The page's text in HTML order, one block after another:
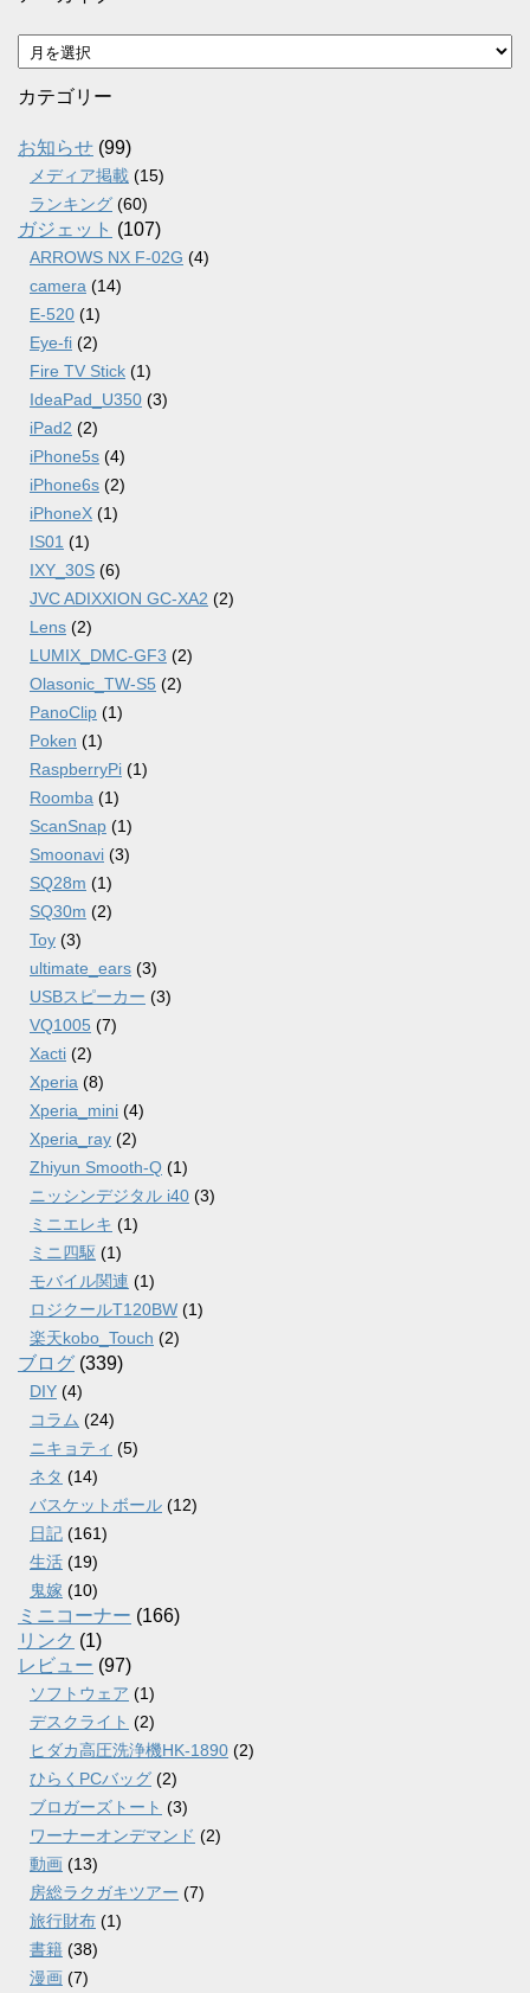
ア
ー
カ
ブ
カテゴリー
お知らせ (99)
メディア掲載 (15)
ランキング (60)
ガジェット (107)
ARROWS NX F-02G (4)
camera (14)
E-520 (1)
Eye-fi (2)
Fire TV Stick (1)
IdeaPad_U350 (3)
iPad2 (2)
iPhone5s (4)
iPhone6s (2)
iPhoneX (1)
IS01 (1)
IXY_30S (6)
JVC ADIXXION GC-XA2 (2)
Lens (2)
LUMIX_DMC-GF3 (2)
Olasonic_TW-S5 (2)
PanoClip (1)
Poken (1)
RaspberryPi (1)
Roomba (1)
ScanSnap (1)
Smoonavi (3)
SQ28m (1)
SQ30m (2)
Toy (3)
ultimate_ears (3)
USBスピーカー (3)
VQ1005 (7)
Xacti (2)
Xperia (8)
Xperia_mini (4)
Xperia_ray (2)
Zhiyun Smooth-Q (1)
ニッシンデジタル i40 (3)
ミニエレキ (1)
ミニ四駆 (1)
モバイル関連 (1)
ロジクールT120BW (1)
楽天kobo_Touch (2)
ブログ (339)
DIY (4)
コラム (24)
ニキョティ (5)
ネタ (14)
バスケットボール (12)
日記 (161)
生活 (19)
鬼嫁 (10)
ミニコーナー (166)
リンク (1)
レビュー (97)
ソフトウェア (1)
デスクライト (2)
ヒダカ高圧洗浄機HK-1890 (2)
ひらくPCバッグ (2)
ブロガーズトート (3)
ワーナーオンデマンド (2)
動画 (13)
房総ラクガキツアー (7)
旅行財布 (1)
書籍 (38)
漫画 (7)